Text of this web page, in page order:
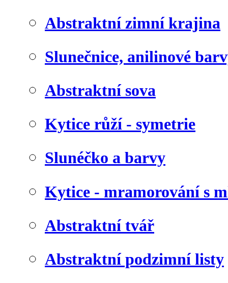
Abstraktní zimní krajina
Slunečnice, anilinové
Abstraktní sova
Kytice růží - symetrie
Slunéčko a barvy
Kytice - mramorování s
Abstraktní tvář
Abstraktní podzimní listy